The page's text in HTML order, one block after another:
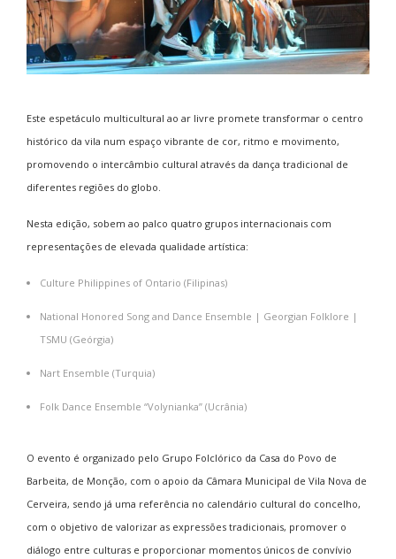
Este espetáculo multicultural ao ar livre promete transformar o centro
histórico da vila num espaço vibrante de cor, ritmo e movimento,
promovendo o intercâmbio cultural através da dança tradicional de
diferentes regiões do globo.
Nesta edição, sobem ao palco quatro grupos internacionais com
representações de elevada qualidade artística:
Culture Philippines of Ontario (Filipinas)
National Honored Song and Dance Ensemble | Georgian Folklore |
TSMU (Geórgia)
Nart Ensemble (Turquia)
Folk Dance Ensemble “Volynianka” (Ucrânia)
O evento é organizado pelo Grupo Folclórico da Casa do Povo de
Barbeita, de Monção, com o apoio da Câmara Municipal de Vila Nova de
Cerveira, sendo já uma referência no calendário cultural do concelho,
com o objetivo de valorizar as expressões tradicionais, promover o
diálogo entre culturas e proporcionar momentos únicos de convívio